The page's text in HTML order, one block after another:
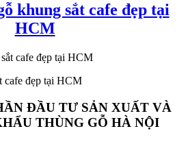
khung sắt cafe đẹp tại
HCM
cafe đẹp tại HCM
ĐẦU TƯ SẢN XUẤT VÀ
THÙNG GỖ HÀ NỘI